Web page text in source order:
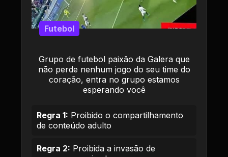
Grupo de futebol paixão da Galera que
não perde nenhum jogo do seu time do
coração, entra no grupo estamos
esperando você
Futebol
Regra 1: Proibido o compartilhamento
de conteúdo adulto
Regra 2: Proibida a invasão de